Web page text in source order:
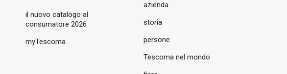
il nuovo catalogo al
consumatore 2026
myTescoma
azienda
storia
persone
Tescoma nel mondo